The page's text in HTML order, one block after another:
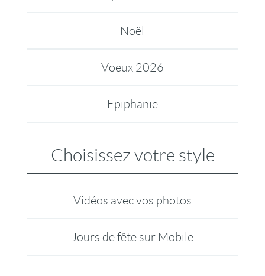
Noël
Voeux 2026
Epiphanie
Choisissez votre style
Vidéos avec vos photos
Jours de fête sur Mobile